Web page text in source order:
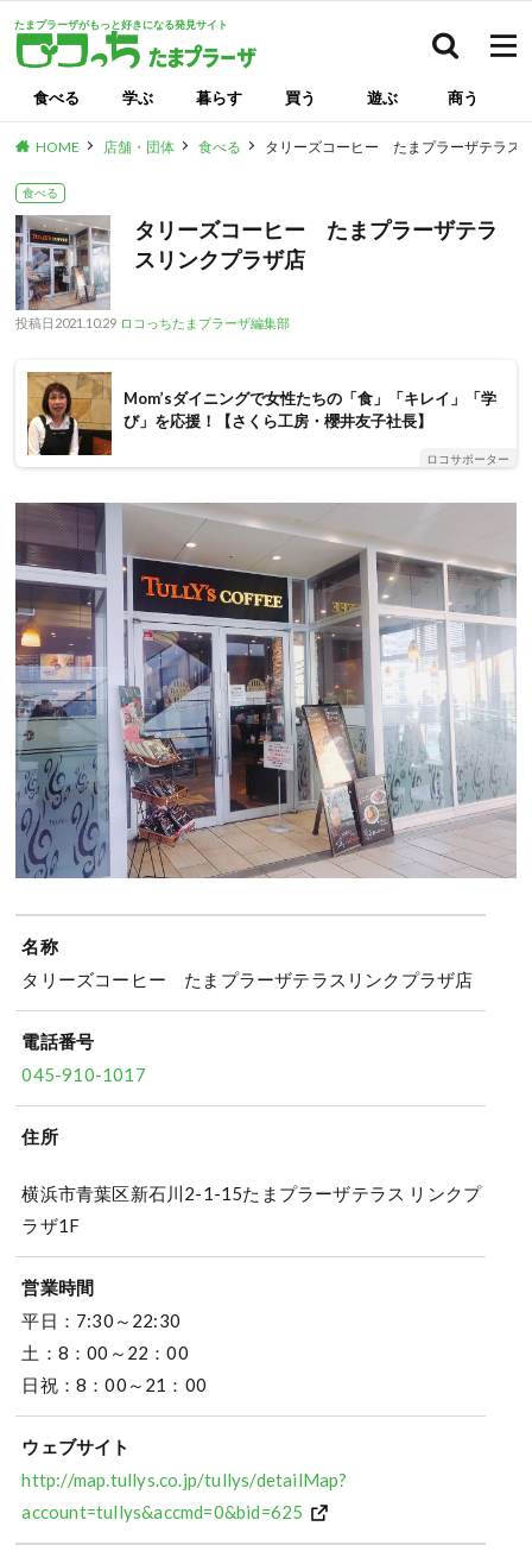
たまプラーザがもっと好きになる発見サイト
食べる 学ぶ 暮らす 買う 遊ぶ 商う
HOME 店舗・団体 食べる タリーズコーヒー たまプラーザテラス
食べる
タリーズコーヒー たまプラーザテラ
スリンクプラザ店
投稿日 2021.10.29 ロコっちたまプラーザ編集部
Mom’sダイニングで女性たちの「食」「キレイ」「学
び」を応援！【さくら工房・櫻井友子社長】
ロコサポーター
名称
タリーズコーヒー たまプラーザテラスリンクプラザ店
電話番号
045-910-1017
住所
横浜市青葉区新石川2-1-15たまプラーザテラス リンクプ
ラザ1F
営業時間
平日：7:30～22:30
土：8：00～22：00
日祝：8：00～21：00
ウェブサイト
http://map.tullys.co.jp/tullys/detailMap?
account=tullys&accmd=0&bid=625